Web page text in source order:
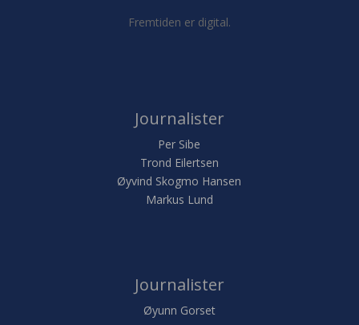
Fremtiden er digital.
Journalister
Per Sibe
Trond Eilertsen
Øyvind Skogmo Hansen
Markus Lund
Journalister
Øyunn Gorset